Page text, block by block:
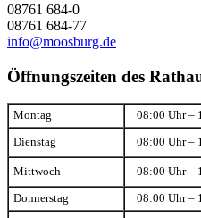
08761 684-0
08761 684-77
info@moosburg.de
Öffnungszeiten des
Montag 08:00 Uhr –
Dienstag 08:00 Uhr –
Mittwoch 08:00 Uhr –
Donnerstag 08:00 Uhr –